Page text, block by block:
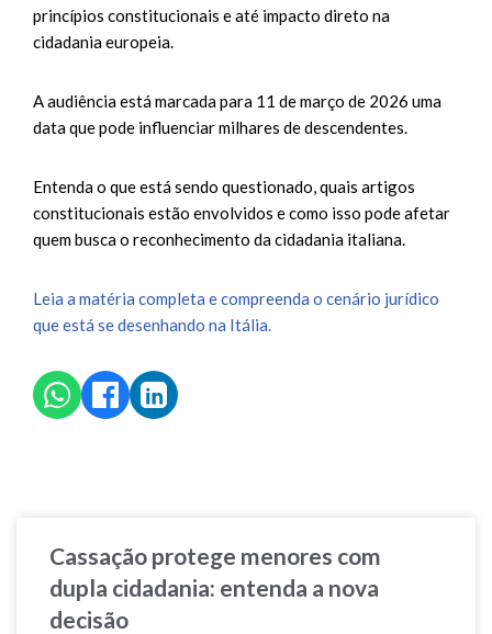
princípios constitucionais e até impacto direto na
cidadania europeia.
A audiência está marcada para 11 de março de 2026 uma
data que pode influenciar milhares de descendentes.
Entenda o que está sendo questionado, quais artigos
constitucionais estão envolvidos e como isso pode afetar
quem busca o reconhecimento da cidadania italiana.
Leia a matéria completa e compreenda o cenário jurídico
que está se desenhando na Itália.
Cassação protege menores com
dupla cidadania: entenda a nova
decisão